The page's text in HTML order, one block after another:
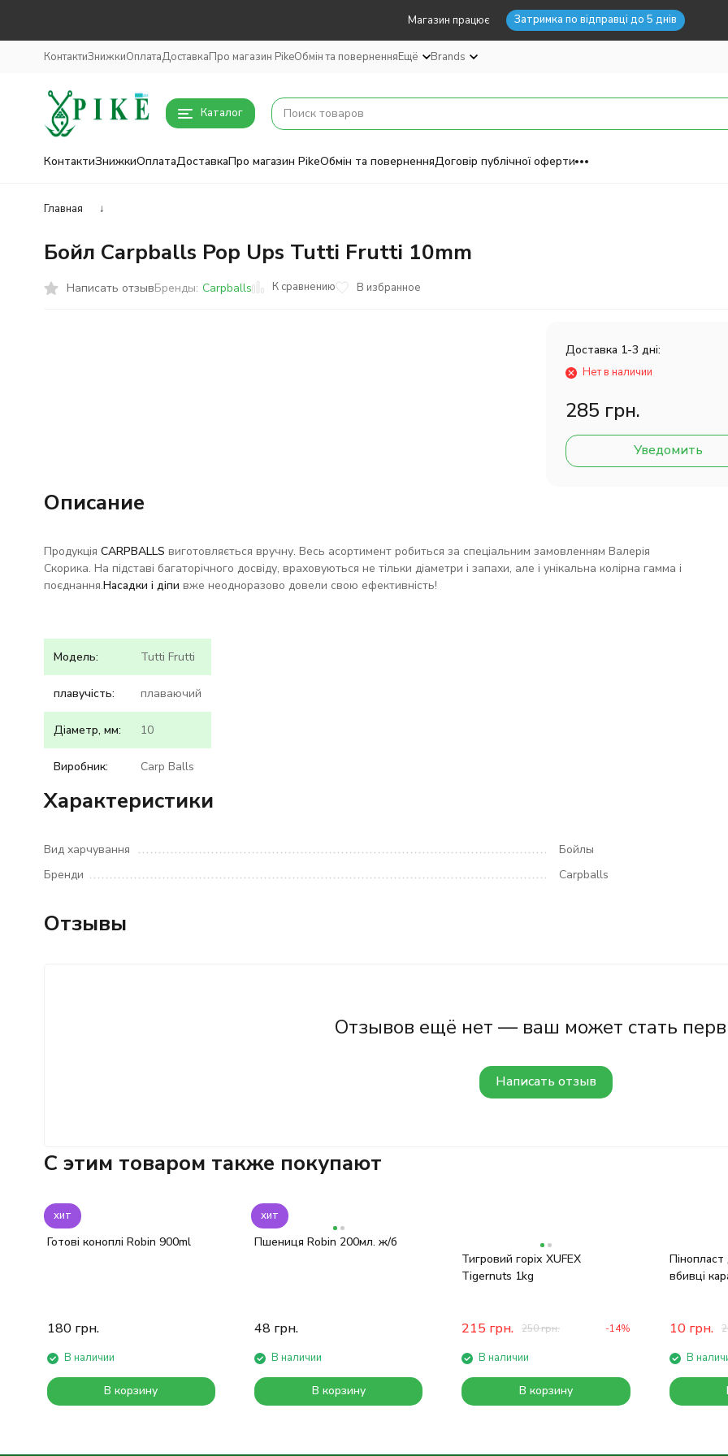
Магазин працює Затримка по відправці до 5 днів
КонтактиЗнижкиОплатаДоставкаПро магазин PikeОбмін та поверненняЕщё Brands
Каталог
КонтактиЗнижкиОплатаДоставкаПро магазин PikeОбмін та поверненняДоговір публічної оферти
Главная ↓
Бойл Carpballs Pop Ups Tutti Frutti 10mm
Написать отзывБренды: Carpballs К сравнению В избранное
Доставка 1-3 дні:
Нет в наличии
285 грн.
Уведомить
Описание
Продукція CARPBALLS виготовляється вручну. Весь асортимент робиться за спеціальним замовленням Валерія
Скорика. На підставі багаторічного досвіду, враховуються не тільки діаметри і запахи, але і унікальна колірна гамма і
поєднання.Насадки і діпи вже неодноразово довели свою ефективність!
Модель: Tutti Frutti
плавучість: плаваючий
Діаметр, мм: 10
Виробник: Carp Balls
Характеристики
Вид харчування
Бойлы
Бренди
Carpballs
Отзывы
Отзывов ещё нет — ваш может стать
Написать отзыв
C этим товаром также покупают
хит
Готові коноплі Robin 900ml
180 грн.
В наличии
В корзину
хит
Пшениця Robin 200мл. ж/б
48 грн.
В наличии
В корзину
Тигровий горіх XUFEX
Tigernuts 1kg
215 грн. 250грн. -14%
В наличии
В корзину
вбивці
10 грн.
В